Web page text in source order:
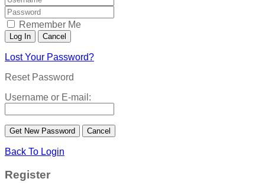
Remember Me
Lost Your Password?
Reset Password
Username or E-mail:
Back To Login
Register